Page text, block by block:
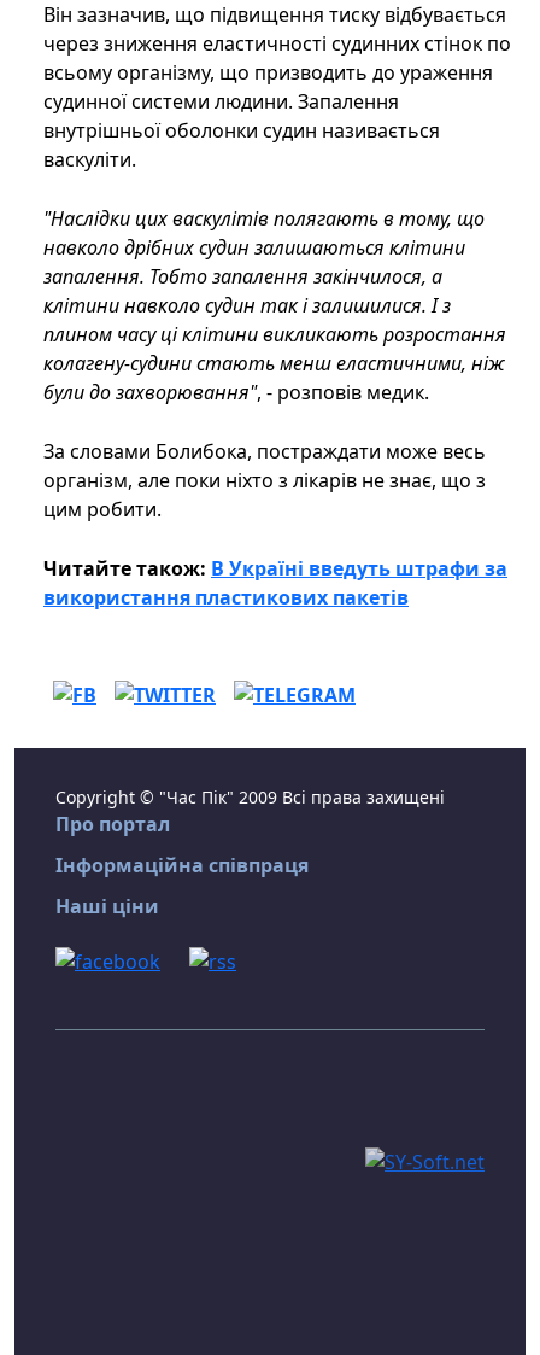
Він зазначив, що підвищення тиску відбувається
через зниження еластичності судинних стінок по
всьому організму, що призводить до ураження
судинної системи людини. Запалення
внутрішньої оболонки судин називається
васкуліти.
"Наслідки цих васкулітів полягають в тому, що
навколо дрібних судин залишаються клітини
запалення. Тобто запалення закінчилося, а
клітини навколо судин так і залишилися. І з
плином часу ці клітини викликають розростання
колагену-судини стають менш еластичними, ніж
були до захворювання", - розповів медик.
За словами Болибока, постраждати може весь
організм, але поки ніхто з лікарів не знає, що з
цим робити.
Читайте також: В Україні введуть штрафи за
використання пластикових пакетів
Copyright © "Час Пік" 2009 Всі права захищені
Про портал
Інформаційна співпраця
Наші ціни